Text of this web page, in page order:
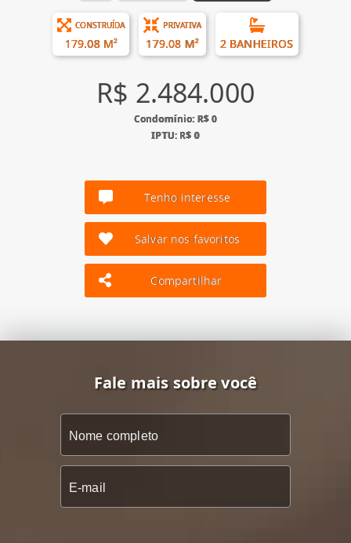
CONSTRUÍDA
179.08 M²
PRIVATIVA
179.08 M² 2 BANHEIROS
R$ 2.484.000
Condomínio: R$ 0
IPTU: R$ 0
Tenho interesse
Salvar nos favoritos
Compartilhar
Fale mais sobre você